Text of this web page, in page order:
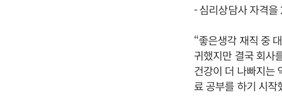
- 심리상담사 자격
“좋은생각 재직 중
귀했지만 결국 회사
건강이 더 나빠지는
료 공부를 하기 시작